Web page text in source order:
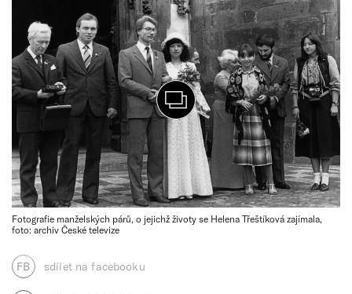
Fotografie manželských párů, o jejichž životy se Helena Třeštíková zajímala,
foto: archiv České televize
FB sdílet na facebooku